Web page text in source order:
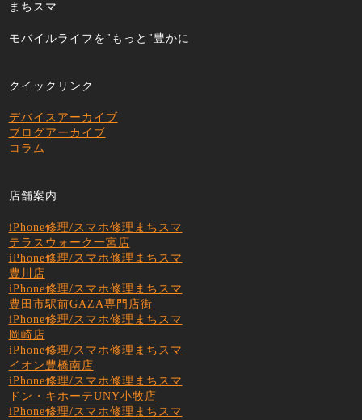
まちスマ
モバイルライフを"もっと"豊かに
クイックリンク
デバイスアーカイブ
ブログアーカイブ
コラム
店舗案内
iPhone修理/スマホ修理まちスマ
テラスウォーク一宮店
iPhone修理/スマホ修理まちスマ
豊川店
iPhone修理/スマホ修理まちスマ
豊田市駅前GAZA専門店街
iPhone修理/スマホ修理まちスマ
岡崎店
iPhone修理/スマホ修理まちスマ
イオン豊橋南店
iPhone修理/スマホ修理まちスマ
ドン・キホーテUNY小牧店
iPhone修理/スマホ修理まちスマ